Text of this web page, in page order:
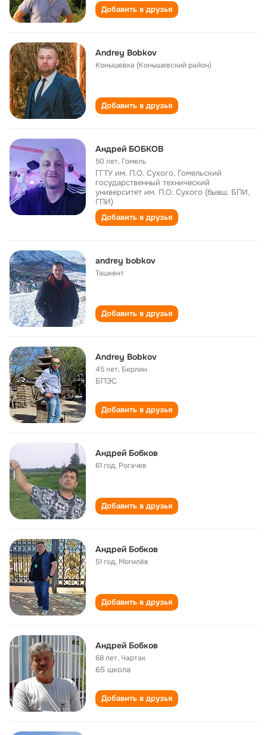
Добавить в друзья
Andrey Bobkov
Конышевка (Конышевский район)
Добавить в друзья
Андрей БОБКОВ
50 лет, Гомель
ГГТУ им. П.О. Сухого, Гомельский
государственный технический
университет им. П.О. Сухого (бывш. БПИ,
ГПИ)
Добавить в друзья
andrey bobkov
Ташкент
Добавить в друзья
Andrey Bobkov
45 лет, Берлин
БПЭС
Добавить в друзья
Андрей Бобков
61 год, Рогачев
Добавить в друзья
Андрей Бобков
51 год, Могилёв
Добавить в друзья
Андрей Бобков
68 лет,Чартак
65 школа
Добавить в друзья